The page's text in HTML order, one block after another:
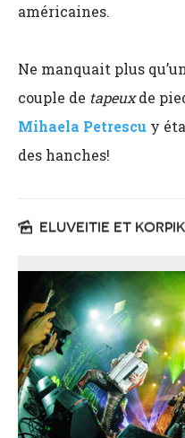
américaines.
Ne manquait plus
couple de tapeuxde
Mihaela Petrescu y
des hanches!
ELUVEITIE ET